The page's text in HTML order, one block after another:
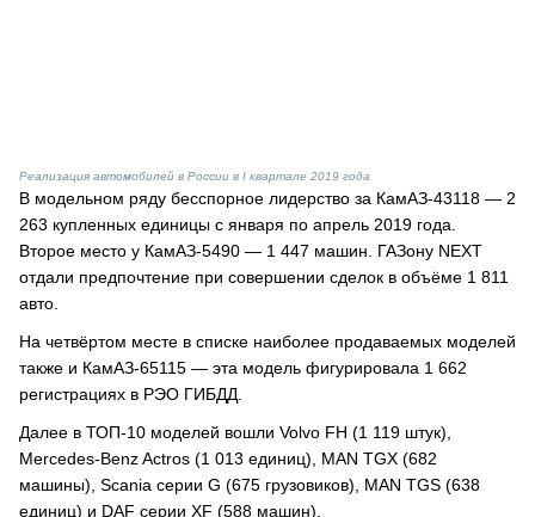
Реализация автомобилей в России в I квартале 2019 года
В модельном ряду бесспорное лидерство за КамАЗ-43118 — 2
263 купленных единицы с января по апрель 2019 года.
Второе место у КамАЗ-5490 — 1 447 машин. ГАЗону NEXT
отдали предпочтение при совершении сделок в объёме 1 811
авто.
На четвёртом месте в списке наиболее продаваемых моделей
также и КамАЗ-65115 — эта модель фигурировала 1 662
регистрациях в РЭО ГИБДД.
Далее в ТОП-10 моделей вошли Volvo FH (1 119 штук),
Mercedes-Benz Actros (1 013 единиц), MAN TGX (682
машины), Scania серии G (675 грузовиков), MAN TGS (638
единиц) и DAF серии XF (588 машин).